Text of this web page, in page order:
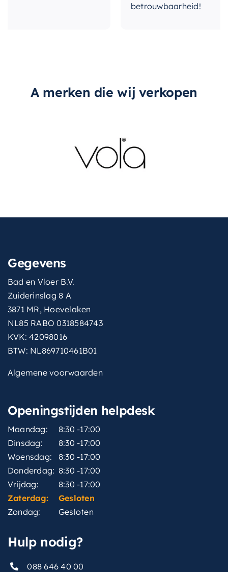
betrouwbaarheid!
A merken die wij verkopen
Gegevens
Bad en Vloer B.V.
Zuiderinslag 8 A
3871 MR, Hoevelaken
NL85 RABO 0318584743
KVK: 42098016
BTW: NL869710461B01
Algemene voorwaarden
Openingstijden helpdesk
Maandag:
8:30 -17:00
Dinsdag:
8:30 -17:00
Woensdag:
8:30 -17:00
Donderdag: 8:30 -17:00
Vrijdag:
8:30 -17:00
Zaterdag:
Gesloten
Zondag:
Gesloten
Hulp nodig?
088 646 40 00